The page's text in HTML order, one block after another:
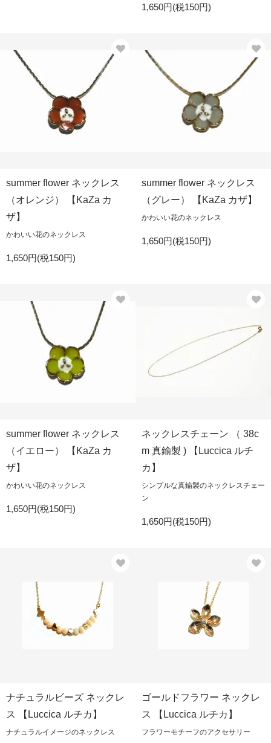
1,650円(税150円)
summer flower ネックレス
（オレンジ） 【KaZa カ
ザ】
かわいい花のネックレス
1,650円(税150円)
summer flower ネックレス
（グレー） 【KaZa カザ】
かわいい花のネックレス
1,650円(税150円)
summer flower ネックレス
（イエロー） 【KaZa カ
ザ】
かわいい花のネックレス
1,650円(税150円)
ネックレスチェーン （ 38c
m 真鍮製 ) 【Luccica ルチ
カ】
シンプルな真鍮製のネックレスチェー
ン
1,650円(税150円)
ナチュラルビーズ ネックレ
ス 【Luccica ルチカ】
ナチュラルイメージのネックレス
ゴールドフラワー ネックレ
ス 【Luccica ルチカ】
フラワーモチーフのアクセサリー